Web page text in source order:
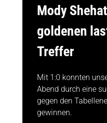
Mody
goldenen
Treffer
Mit 1:0 konnten
Abend durch eine
gegen den
gewinnen.